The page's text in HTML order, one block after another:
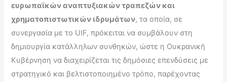
ευρωπαϊκών αναπτυξιακών τραπεζών και
χρηματοπιστωτικών ιδρυμάτων, τα οποία, σε
συνεργασία με το UIF, πρόκειται να συμβάλουν στη
δημιουργία κατάλληλων συνθηκών, ώστε η Ουκρανική
Κυβέρνηση να διαχειρίζεται τις δημόσιες επενδύσεις με
στρατηγικό και βελτιστοποιημένο τρόπο, παρέχοντας